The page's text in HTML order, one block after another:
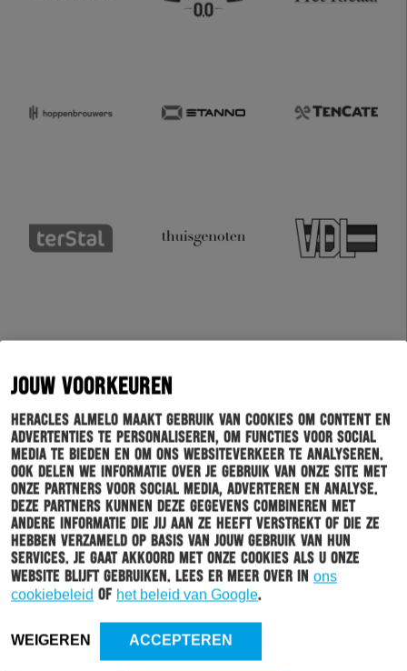
JOUW VOORKEUREN
Heracles Almelo maakt gebruik van cookies om content en
advertenties te personaliseren, om functies voor social
media te bieden en om ons websiteverkeer te analyseren.
Ook delen we informatie over je gebruik van onze site met
onze partners voor social media, adverteren en analyse.
Deze partners kunnen deze gegevens combineren met
andere informatie die jij aan ze heeft verstrekt of die ze
hebben verzameld op basis van jouw gebruik van hun
services. Je gaat akkoord met onze cookies als u onze
website blijft gebruiken. Lees er meer over in ons
cookiebeleid of het beleid van Google.
WEIGEREN ACCEPTEREN
Schrijf je in voor onze nieuwsbrief
Wil jij altijd en overal op de hoogte gehouden worden
van al het clubnieuws? Schrijf je dan in voor de
kan geven welk nieuws jij van ons wil ontvangen,
sturen wij alleen nieuws wat voor jou relevant is.